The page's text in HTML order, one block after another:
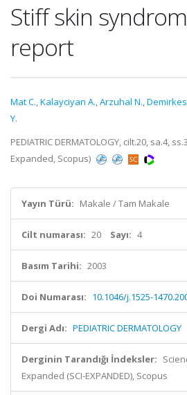
Stiff skin
report
Mat C.,Kalayciyan A.,Arzuhal N.,
Y.
PEDIATRIC DERMATOLOGY, cilt.20, sa.4,
Expanded, Scopus)
Yayın Türü: Makale / Tam Makale
Cilt numarası: 20 Sayı: 4
Basım Tarihi: 2003
Doi Numarası: 10.1046/j.1525-
Dergi Adı: PEDIATRIC DERMATOLOGY
Derginin Tarandığı İndeksler:
Expanded (SCI-EXPANDED), Scopus